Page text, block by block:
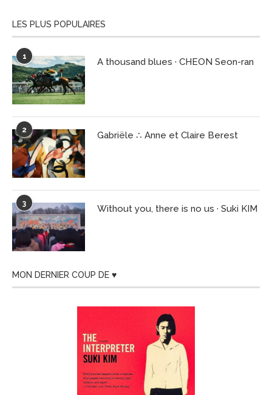
LES PLUS POPULAIRES
1 A thousand blues · CHEON Seon-ran
2 Gabriële ∴ Anne et Claire Berest
3 Without you, there is no us · Suki KIM
MON DERNIER COUP DE ♥